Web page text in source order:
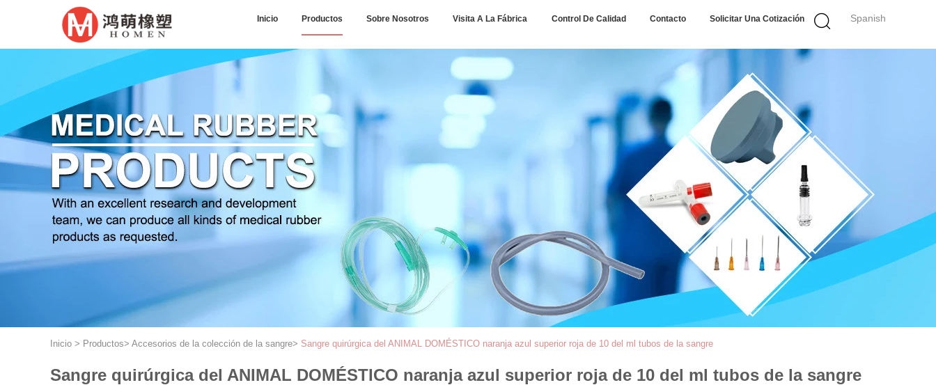
Spanish
Inicio Productos Sobre Nosotros Visita A La Fábrica Control De Calidad Contacto Solicitar Una Cotización
Inicio > Productos> Accesorios de la colección de la sangre> Sangre quirúrgica del ANIMAL DOMÉSTICO naranja azul superior roja de 10 del ml tubos de la sangre
Sangre quirúrgica del ANIMAL DOMÉSTICO naranja azul superior roja de 10 del ml tubos de la sangre